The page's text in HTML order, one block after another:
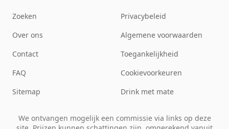
Zoeken
Over ons
Contact
FAQ
Sitemap
Privacybeleid
Algemene voorwaarden
Toegankelijkheid
Cookievoorkeuren
Drink met mate
We ontvangen mogelijk een commissie via links op deze